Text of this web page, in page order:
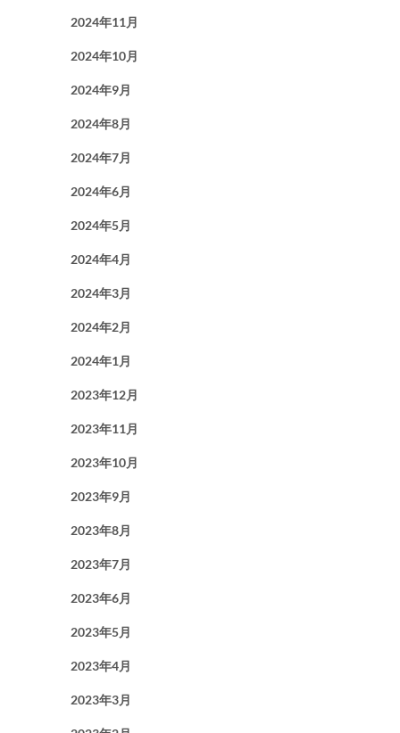
2024年11月
2024年10月
2024年9月
2024年8月
2024年7月
2024年6月
2024年5月
2024年4月
2024年3月
2024年2月
2024年1月
2023年12月
2023年11月
2023年10月
2023年9月
2023年8月
2023年7月
2023年6月
2023年5月
2023年4月
2023年3月